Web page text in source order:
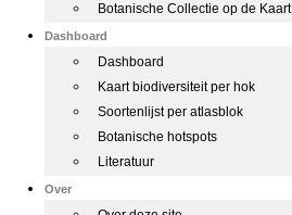
Botanische Collectie op de Kaart
Dashboard
Dashboard
Kaart biodiversiteit per hok
Soortenlijst per atlasblok
Botanische hotspots
Literatuur
Over